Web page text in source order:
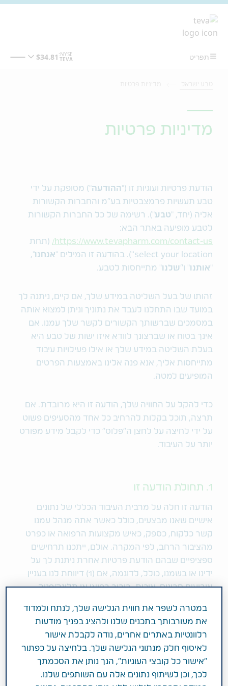
מדיניות פרטיות
הודעת פרטיות ועוגיות זו ("ההודעה") מסופקת על ידי
טבע תעשיות פרמצבטיות בע"מ והחברות הקשורות
אליה (יחד, "טבע"). רשימה של כל החברות הקשורות
לטבע מופיעה באתר הבא:
https://www.tevapharm.com/contact-us/
(תחת
select your location''). בהודעה זו המילים "
אנחנו",
"אותנו" ו"שלנו" מתייחסות לטבע.
זהותו של בעל השליטה במידע שלך, אם קיים, ניתנה לך
במועד שבו התחלנו לעבד את נתוניך וניתן למצוא אותה
במסמכים שברשותך הקשורים לקשר שלך עמנו. אם
אינך בטוח או שברצונך לוודא איזו ישות של טבע היא
בעלת השליטה במידע שלך או אילו פעילויות עיבוד
מתייחסות אליך, אנא פנה אלינו באמצעות הפרטים
המופיעים למטה.
כדי להקל על החוויה שלך, הודעה זו היא מרובדת. אם
תרצה, תוכל בקלות להרחיב כל אחד מהסעיפים פשוט
על ידי לחיצה על לחצן ה"פלוס" כדי לקבל מידע מפורט
יותר על העיבוד.
1. תחולת הודעה זו
הודעה זו חלה על מרבית העיבוד הכללי של נתונים
אישיים שאנו מבצעים, כולל כאשר אתה מנהל עמנו
קשר כלקוח, כספק, כאיש מקצועות הרפואה או כפרט
מהציבור הרחב, לפי המקרה. אולם, ייתכנו תרחישים
ספציפיים שבהם הודעת פרטיות אחרת ניתנת לך על
ידינו או בשמנו, כולל, לדוגמה, אם (1) דיווחת לנו בעניין
אירועים חריגים, איכות, בירור רפואי או תלונה/פניה
לתעד ולדווח בהתאם לדרישות השקיפות, או (3) אתה
מגיש מועמדות למשרה בחברתנו.
במטרה לשפר את חווית הגלישה שלך, לנתח ולמדוד
את מעורבותך בתכנים שלנו ולהציג בפניך מודעות
רלוונטיות באתרים אחרים, נודה לקבלת אישור
לאיסוף חלק מנתוני הגלישה שלך. בלחיצה על כפתור
"אישור כל קובצי העוגיות", הנך נותן את הסכמתך
לכך, וכן לשיתוף נתונים אלה עם השותפים שלנו.